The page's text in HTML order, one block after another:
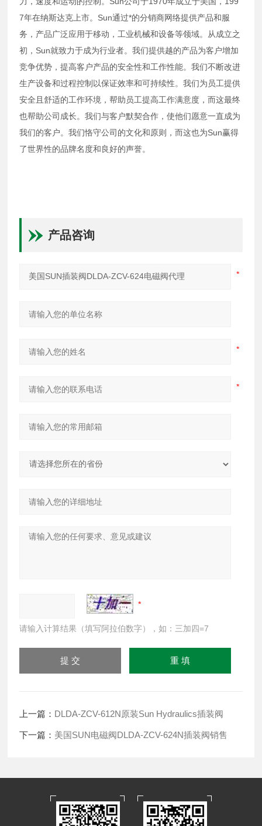
7年在纳斯达克上市。Sun通过*的分销商网络提供产品和服
务，产品广泛应用于移动，工业机械和设备等领域。从成立之
初，Sun就致力于成为行业者。我们提供越的产品为客户增加
竞争优势，提高客户产品的安全性和工作性能。我们不断改进
生产设备和过程控制以保证效率和可持续性。我们为员工提供
安全且舒适的工作环境，帮助员工提高工作满意度，而这最终
也帮助公司成长。我们与客户默契合作，使他们愿意一直成为
我们的客户。我们恪守公司的文化和原则，而这也为Sun赢得
了世界性的品牌名度和良好的声誉。
产品咨询
请输入计算结果（填写阿拉伯数字），如：三加四=7
上一篇： DLDA-ZCV-612N原装Sun Hydraulics插装阀
下一篇： 美国SUN电磁阀DLDA-ZCV-624N插装阀销售